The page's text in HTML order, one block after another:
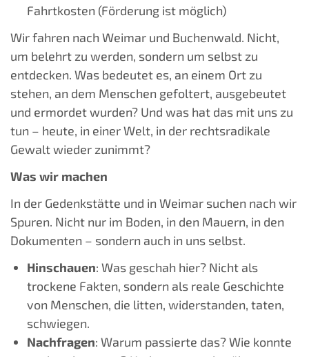
Fahrtkosten (Förderung ist möglich)
Wir fahren nach Weimar und Buchenwald. Nicht,
um belehrt zu werden, sondern um selbst zu
entdecken. Was bedeutet es, an einem Ort zu
stehen, an dem Menschen gefoltert, ausgebeutet
und ermordet wurden? Und was hat das mit uns zu
tun – heute, in einer Welt, in der rechtsradikale
Gewalt wieder zunimmt?
Was wir machen
In der Gedenkstätte und in Weimar suchen nach wir
Spuren. Nicht nur im Boden, in den Mauern, in den
Dokumenten – sondern auch in uns selbst.
Hinschauen: Was geschah hier? Nicht als
trockene Fakten, sondern als reale Geschichte
von Menschen, die litten, widerstanden, taten,
schwiegen.
Nachfragen: Warum passierte das? Wie konnte